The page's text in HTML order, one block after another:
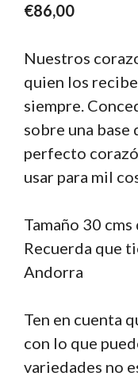
€86,00
Nuestros
quien los
siempre.
sobre una base
perfecto
usar para mil
Tamaño 30 cms
Recuerda que
Andorra
Ten en cuenta
con lo que
variedades no